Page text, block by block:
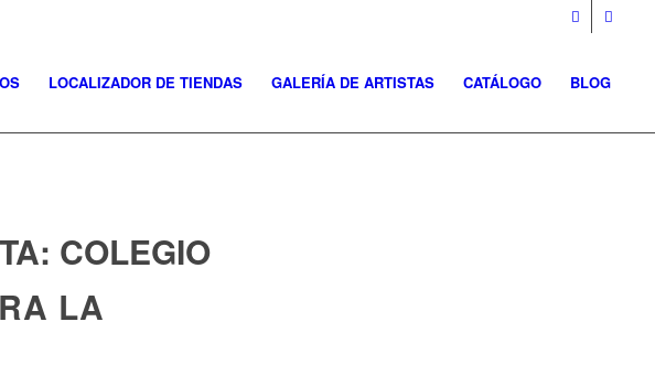
LOCALIZADOR DE TIENDAS GALERÍA DE ARTISTAS CATÁLOGO BLOG
COLEGIO
LA